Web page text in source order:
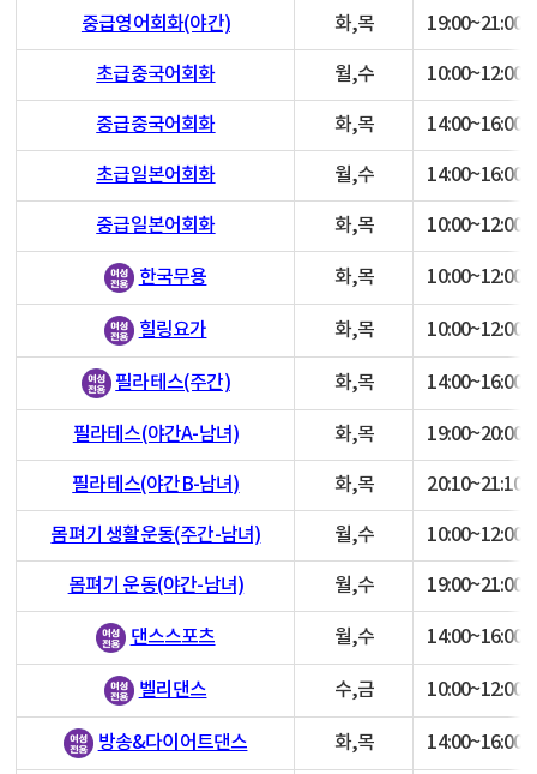
중급영어회화(야간) 화,목 19:00~21:00
초급중국어회화 월,수 10:00~12:00
중급중국어회화 화,목 14:00~16:00
초급일본어회화 월,수 14:00~16:00
중급일본어회화 화,목 10:00~12:00
한국무용 화,목 10:00~12:00
힐링요가 화,목 10:00~12:00
필라테스(주간) 화,목 14:00~16:00
필라테스(야간A-남녀) 화,목 19:00~20:00
필라테스(야간B-남녀) 화,목 20:10~21:10
몸펴기 생활운동(주간-남녀) 월,수 10:00~12:00
몸펴기 운동(야간-남녀) 월,수 19:00~21:00
댄스스포츠 월,수 14:00~16:00
벨리댄스 수,금 10:00~12:00
방송&다이어트댄스 화,목 14:00~16:00